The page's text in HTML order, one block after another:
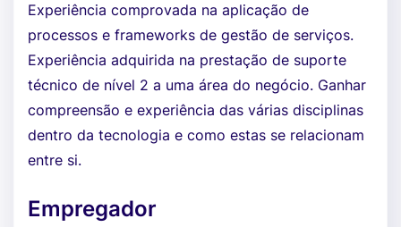
Experiência comprovada na aplicação de
processos e frameworks de gestão de serviços.
Experiência adquirida na prestação de suporte
técnico de nível 2 a uma área do negócio. Ganhar
compreensão e experiência das várias disciplinas
dentro da tecnologia e como estas se relacionam
entre si.
Empregador